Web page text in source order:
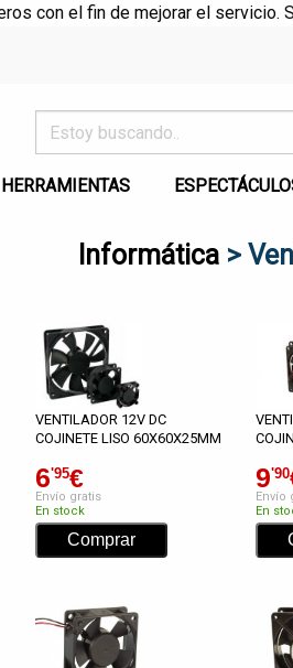
con el fin de mejorar el servicio.
HERRAMIENTAS
Informática >
VENTILADOR 12V DC
COJINETE LISO 60X60X25MM
6'95€
Envío gratis
En stock
9'90
Envío
En